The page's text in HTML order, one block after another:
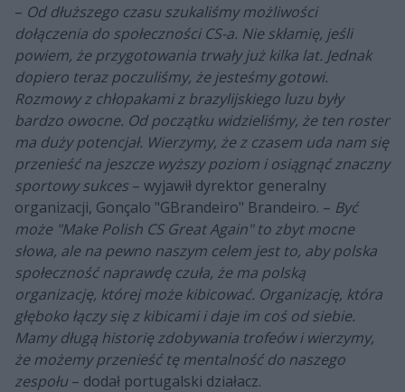
– Od dłuższego czasu szukaliśmy możliwości
dołączenia do społeczności CS-a. Nie skłamię, jeśli
powiem, że przygotowania trwały już kilka lat. Jednak
dopiero teraz poczuliśmy, że jesteśmy gotowi.
Rozmowy z chłopakami z brazylijskiego luzu były
bardzo owocne. Od początku widzieliśmy, że ten roster
ma duży potencjał. Wierzymy, że z czasem uda nam się
przenieść na jeszcze wyższy poziom i osiągnąć znaczny
sportowy sukces – wyjawił dyrektor generalny
organizacji, Gonçalo "GBrandeiro" Brandeiro. – Być
może "Make Polish CS Great Again" to zbyt mocne
słowa, ale na pewno naszym celem jest to, aby polska
społeczność naprawdę czuła, że ma polską
organizację, której może kibicować. Organizację, która
głęboko łączy się z kibicami i daje im coś od siebie.
Mamy długą historię zdobywania trofeów i wierzymy,
że możemy przenieść tę mentalność do naszego
zespołu – dodał portugalski działacz.